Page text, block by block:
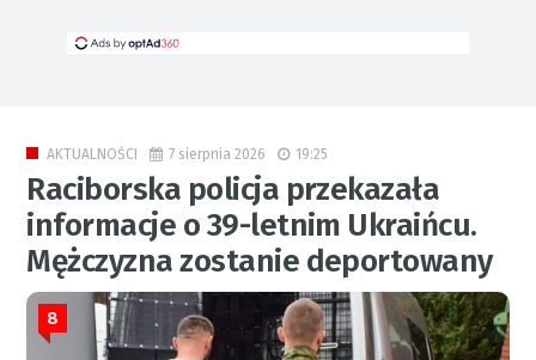
AKTUALNOŚCI 7 sierpnia 2026 19:25
Raciborska policja przekazała
informacje o 39-letnim Ukraińcu.
Mężczyzna zostanie deportowany
8